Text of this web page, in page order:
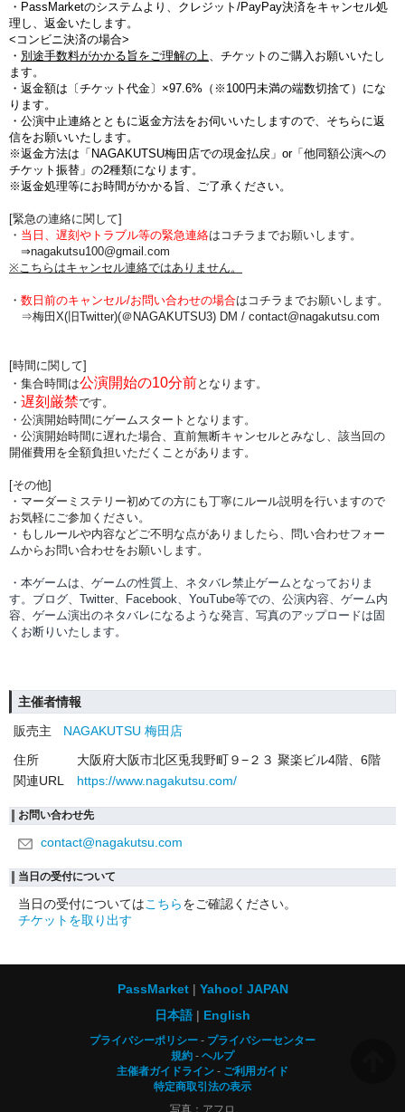
・PassMarketのシステムより、クレジット/PayPay決済をキャンセル処
理し、返金いたします。
<コンビニ決済の場合>
・ 別途手数料がかかる旨をご理解の上、チケットのご購入お願いいたし
ます。
・ 返金額は〔チケット代金〕×97.6%（※100円未満の端数切捨て ）にな
ります。
・公演中止連絡とともに返金方法をお伺いいたしますので、そちらに返
信をお願いいたします。
※返金方法は「NAGAKUTSU梅田店での現金払戻」or「他同額公演への
チケット振替」の2種類になります。
※返金処理等にお時間がかかる旨、ご了承ください。
[緊急の連絡に関して]
・ 当日、遅刻やトラブル等の緊急連絡はコチラまでお願いします。
⇒nagakutsu100@gmail.com
※こちらはキャンセル連絡ではありません。
・ 数日前のキャンセル/お問い合わせの場合は コチラまでお願いします。
⇒梅田X(旧Twitter)(＠NAGAKUTSU3) DM / contact@nagakutsu.com
[時間に関して]
・集合時間は公演開始の10分前となります。
・ 遅刻厳禁です。
・公演開始時間にゲームスタートとなります。
・公演開始時間に遅れた場合、直前無断キャンセルとみなし、該当回の
開催費用を全額負担いただくことがあります。
[その他]
・マーダーミステリー初めての方にも丁寧にルール説明を行いますので
お気軽にご参加ください。
・もしルールや内容などご不明な点がありましたら、問い合わせフォー
ムからお問い合わせをお願いします。
・本ゲームは、ゲームの性質上、ネタバレ禁止ゲームとなっておりま
す。ブログ、Twitter、Facebook、YouTube等での、 公演内容、 ゲーム内
容、ゲーム演出のネタバレになるような発言、写真のアップロードは固
くお断りいたします。
主催者情報
販売主
NAGAKUTSU 梅田店
住所
大阪府大阪市北区兎我野町９−２３ 聚楽ビル4階、6階
関連URL
https://www.nagakutsu.com/
お問い合わせ先
contact@nagakutsu.com
当日の受付について
当日の受付についてはこちらをご確認ください。
チケットを取り出す
PassMarket
Yahoo! JAPAN
日本語
English
プライバシーポリシー
プライバシーセンター
規約
ヘルプ
主催者ガイドライン
ご利用ガイド
特定商取引法の表示
写真：アフロ